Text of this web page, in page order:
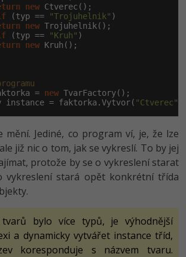
new Ctverec();
(typ == "Trojuhelnik" )
new Trojuhelnik();
(typ == "Kruh" )
new Kruh();
= new TvarFactory();
= faktorka.Vytvor( "Ctverec"
mění. Jediné, co program ví, je, že lze
již nic o tom, jak se vykreslí. To by jej
protože by se o vykreslení starat
vykreslení stará opět konkrétní třída
bylo více typů, je výhodnější
a dynamicky vytvářet instance tříd,
koresponduje s názvem tvaru.